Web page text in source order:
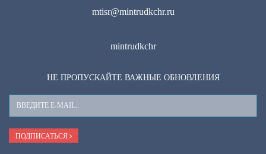
mtisr@mintrudkchr.ru
mintrudkchr
НЕ ПРОПУСКАЙТЕ ВАЖНЫЕ ОБНОВЛЕНИЯ
Ваш
E-
Mail
ПОДПИСАТЬСЯ